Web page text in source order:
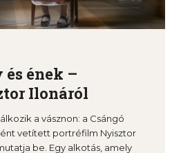
ének –
Ilonáról
a vásznon: a Csángó
vetített portréfilm Nyisztor
be. Egy alkotás, amely